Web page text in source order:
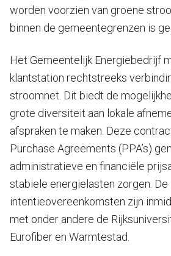
worden voorzien van groene
binnen de gemeentegrenzen is
Het Gemeentelijk Energiebedrijf
klantstation rechtstreeks
stroomnet. Dit biedt de
grote diversiteit aan lokale
afspraken te maken. Deze
Purchase Agreements (PPA’s)
administratieve en financiële
stabiele energielasten zorgen.
intentieovereenkomsten zijn
met onder andere de
Eurofiber en Warmtestad.